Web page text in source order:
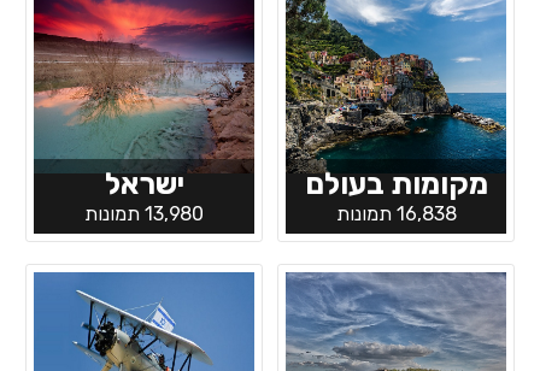
מקומות בעולם
16,838 תמונות
ישראל
13,980 תמונות